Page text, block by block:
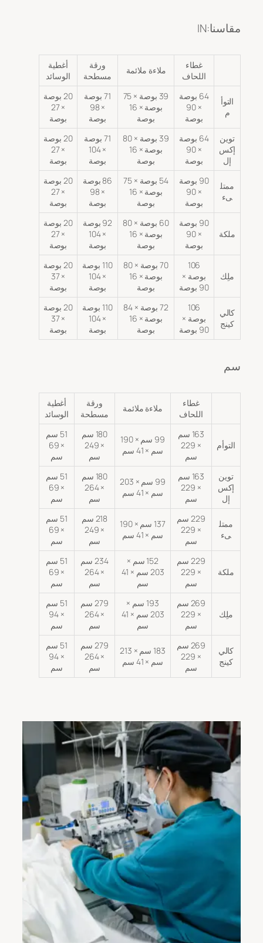
مقاسنا:IN
غطاء
اللحاف
ملاءة ملائمة
ورقة
مسطحة
أغطية
الوسائد
التوأ
م
64 بوصة
× 90
بوصة
39 بوصة × 75
بوصة × 16
بوصة
71 بوصة
× 98
بوصة
20 بوصة
× 27
بوصة
توين
إكس
إل
64 بوصة
× 90
بوصة
39 بوصة × 80
بوصة × 16
بوصة
71 بوصة
× 104
بوصة
20 بوصة
× 27
بوصة
ممتل
ىء
90 بوصة
× 90
بوصة
54 بوصة × 75
بوصة × 16
بوصة
86 بوصة
× 98
بوصة
20 بوصة
× 27
بوصة
ملكة
90 بوصة
× 90
بوصة
60 بوصة × 80
بوصة × 16
بوصة
92 بوصة
× 104
بوصة
20 بوصة
× 27
بوصة
ملِك
106
بوصة ×
90 بوصة
70 بوصة × 80
بوصة × 16
بوصة
110 بوصة
× 104
بوصة
20 بوصة
× 37
بوصة
كالي
كينج
106
بوصة ×
90 بوصة
72 بوصة × 84
بوصة × 16
بوصة
110 بوصة
× 104
بوصة
20 بوصة
× 37
بوصة
سم
غطاء
اللحاف
ملاءة ملائمة
ورقة
مسطحة
أغطية
الوسائد
التوأم
163 سم
× 229
سم
99 سم × 190
سم × 41 سم
180 سم
× 249
سم
51 سم
× 69
سم
توين
إكس
إل
163 سم
× 229
سم
99 سم × 203
سم × 41 سم
180 سم
× 264
سم
51 سم
× 69
سم
ممتل
ىء
229 سم
× 229
سم
137 سم × 190
سم × 41 سم
218 سم
× 249
سم
51 سم
× 69
سم
ملكة
229 سم
× 229
سم
152 سم ×
203 سم × 41
سم
234 سم
× 264
سم
51 سم
× 69
سم
ملِك
269 سم
× 229
سم
193 سم ×
203 سم × 41
سم
279 سم
× 264
سم
51 سم
× 94
سم
كالي
كينج
269 سم
× 229
سم
183 سم × 213
سم × 41 سم
279 سم
× 264
سم
51 سم
× 94
سم